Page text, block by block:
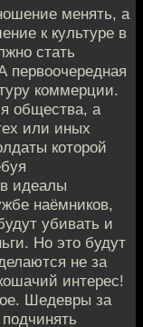
менять, а
к культуре в
стать
первоочередная
коммерции.
общества, а
или иных
которой
идеалы
наёмников,
убивать и
Но это будут
не за
интерес!
Шедевры за